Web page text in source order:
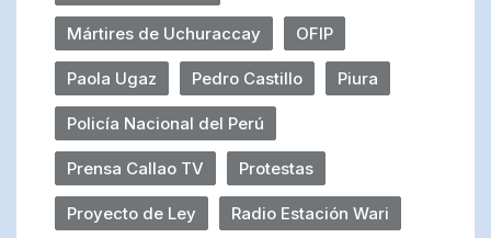
Mártires de Uchuraccay OFIP
Paola Ugaz Pedro Castillo Piura
Policía Nacional del Perú
Prensa Callao TV Protestas
Proyecto de Ley Radio Estación Wari